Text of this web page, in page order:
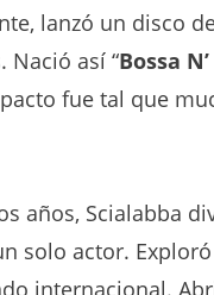
lanzó un disco
Nació así “Bossa
fue tal que
años, Scialabba
solo actor.
internacional.